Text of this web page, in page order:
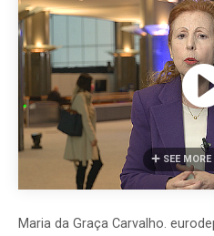
SEE
Maria da Graça Carvalho.